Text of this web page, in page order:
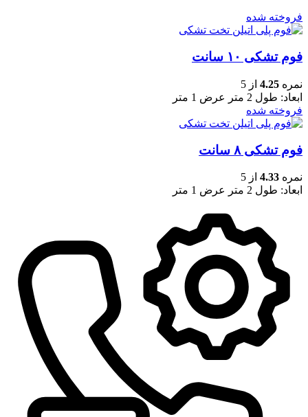
فروخته شده
فوم تشکی ۱۰ سانت
نمره 4.25 از 5
ابعاد: طول 2 متر عرض 1 متر
فروخته شده
فوم تشکی ۸ سانت
نمره 4.33 از 5
ابعاد: طول 2 متر عرض 1 متر